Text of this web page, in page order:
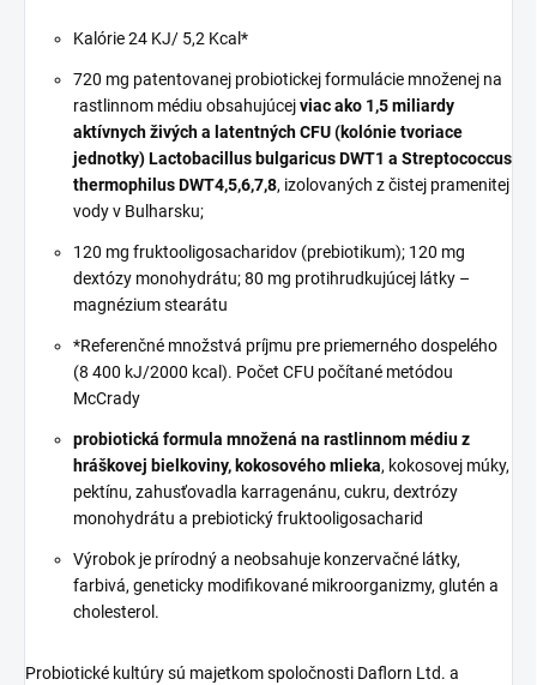
Kalórie 24 KJ/ 5,2 Kcal*
720 mg patentovanej probiotickej formulácie množenej na
rastlinnom médiu obsahujúcejviac ako 1,5 miliardy
aktívnych živých a latentných CFU (kolónie tvoriace
jednotky) Lactobacillus bulgaricus DWT1 a Streptococcus
thermophilus DWT4,5,6,7,8, izolovaných z čistej pramenitej
vody v Bulharsku;
120 mg fruktooligosacharidov (prebiotikum); 120 mg
dextózy monohydrátu; 80 mg protihrudkujúcej látky –
magnézium stearátu
*Referenčné množstvá príjmu pre priemerného dospelého
(8 400 kJ/2000 kcal). Počet CFU počítané metódou
McCrady
probiotická formula množená na rastlinnom médiu z
hráškovej bielkoviny, kokosového mlieka, kokosovej múky,
pektínu, zahusťovadla karragenánu, cukru, dextrózy
monohydrátu a prebiotický fruktooligosacharid
Výrobok je prírodný a neobsahuje konzervačné látky,
farbivá, geneticky modifikované mikroorganizmy, glutén a
cholesterol.
Probiotické kultúry sú majetkom spoločnosti Daflorn Ltd. a